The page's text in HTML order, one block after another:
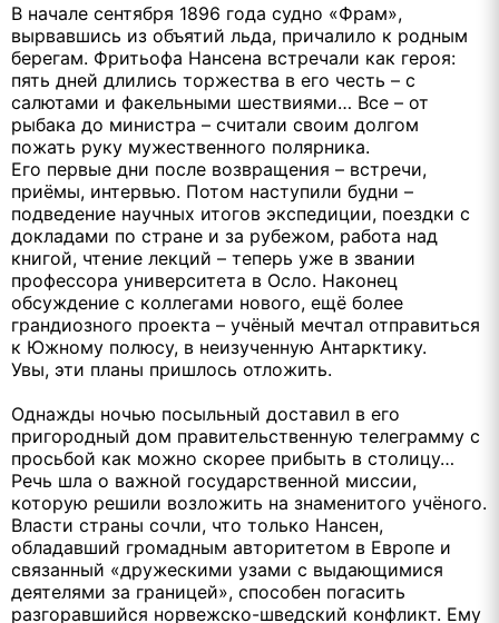
В начале сентября 1896 года судно «Фрам»,
вырвавшись из объятий льда, причалило к родным
берегам. Фритьофа Нансена встречали как героя:
пять дней длились торжества в его честь – с
салютами и факельными шествиями… Все – от
рыбака до министра – считали своим долгом
пожать руку мужественного полярника.
Его первые дни после возвращения – встречи,
приёмы, интервью. Потом наступили будни –
подведение научных итогов экспедиции, поездки с
докладами по стране и за рубежом, работа над
книгой, чтение лекций – теперь уже в звании
профессора университета в Осло. Наконец
обсуждение с коллегами нового, ещё более
грандиозного проекта – учёный мечтал отправиться
к Южному полюсу, в неизученную Антарктику.
Увы, эти планы пришлось отложить.
Однажды ночью посыльный доставил в его
пригородный дом правительственную телеграмму с
просьбой как можно скорее прибыть в столицу…
Речь шла о важной государственной миссии,
которую решили возложить на знаменитого учёного.
Власти страны сочли, что только Нансен,
обладавший громадным авторитетом в Европе и
связанный «дружескими узами с выдающимися
деятелями за границей», способен погасить
разгоравшийся норвежско-шведский конфликт. Ему